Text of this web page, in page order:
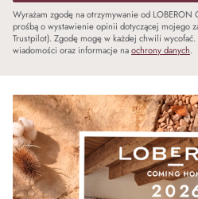
Wyrażam zgodę na otrzymywanie od
prośbą o wystawienie opinii dotyczącej mojego
Trustpilot). Zgodę mogę w każdej chwili wycofać.
wiadomości oraz informacje naochrony danych.